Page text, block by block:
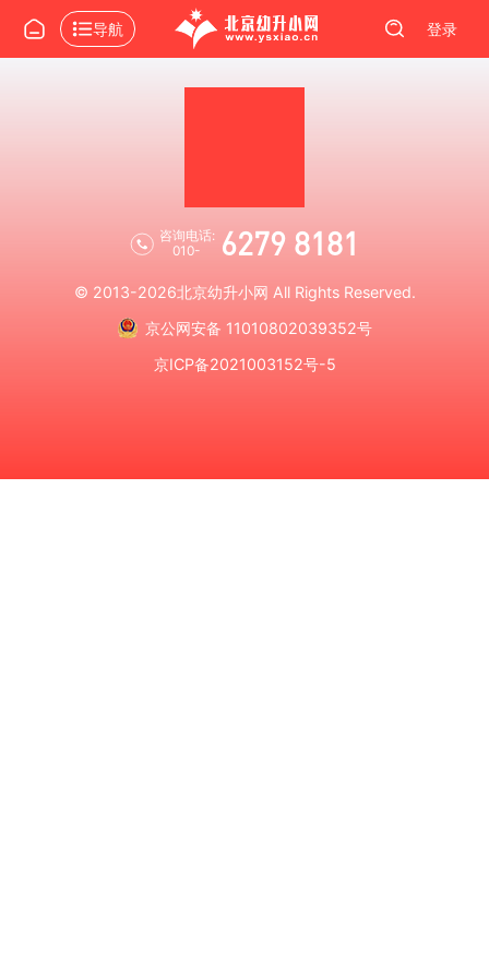
导航 登录
咨询电话:
010-
6279 8181
© 2013-2026北京幼升小网 All Rights Reserved.
京公网安备 11010802039352号
京ICP备2021003152号-5